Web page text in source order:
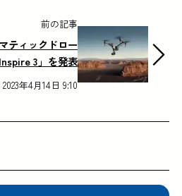
前の記事
ティックドロー
3」を発表
2023年4月14日 9:10